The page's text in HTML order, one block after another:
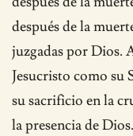
después de la
juzgadas por Dios.
Jesucristo como su
su sacrificio en la
la presencia de